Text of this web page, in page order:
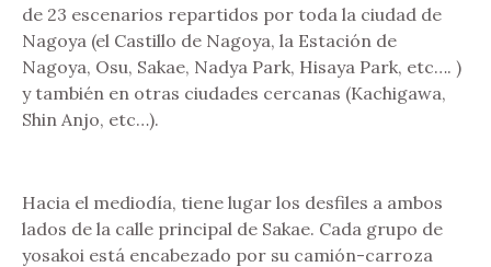
de 23 escenarios repartidos por toda la ciudad de
Nagoya (el Castillo de Nagoya, la Estación de
Nagoya, Osu, Sakae, Nadya Park, Hisaya Park, etc…. )
y también en otras ciudades cercanas (Kachigawa,
Shin Anjo, etc…).
Hacia el mediodía, tiene lugar los desfiles a ambos
lados de la calle principal de Sakae. Cada grupo de
yosakoi está encabezado por su camión-carroza